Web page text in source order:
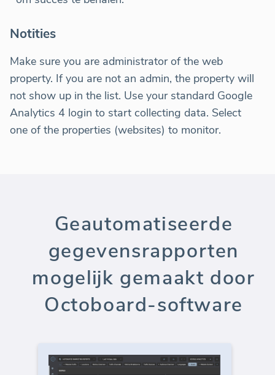
Notities
Make sure you are administrator of the web
property. If you are not an admin, the property will
not show up in the list. Use your standard Google
Analytics 4 login to start collecting data. Select
one of the properties (websites) to monitor.
Geautomatiseerde
gegevensrapporten
mogelijk gemaakt door
Octoboard-software